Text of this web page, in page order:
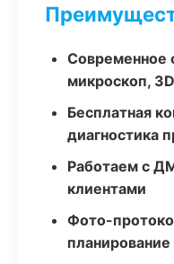
Современное
микроскоп,
Бесплатная
диагностика
Работаем с
клиентами
Фото-
планирование